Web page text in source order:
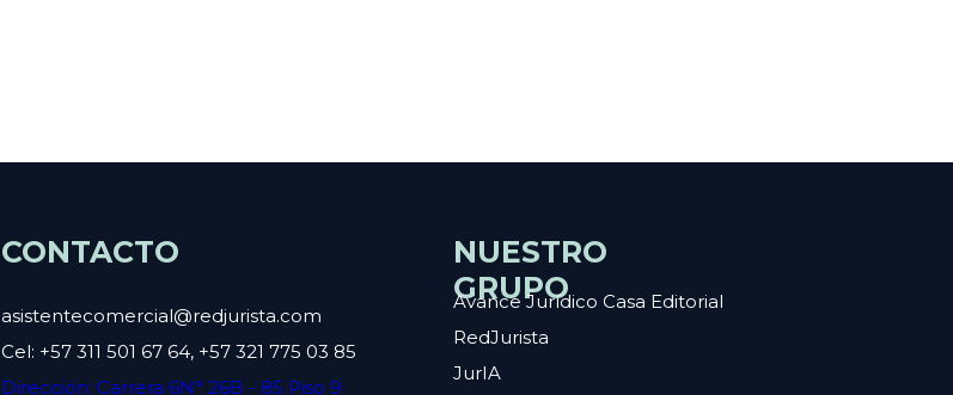
CONTACTO
asistentecomercial@redjurista.com
Cel: +57 311 501 67 64, +57 321 775 03 85
Dirección: Carrera 6N° 26B - 85 Piso 9
NUESTRO
GRUPO
Avance Jurídico Casa Editorial
RedJurista
JurIA